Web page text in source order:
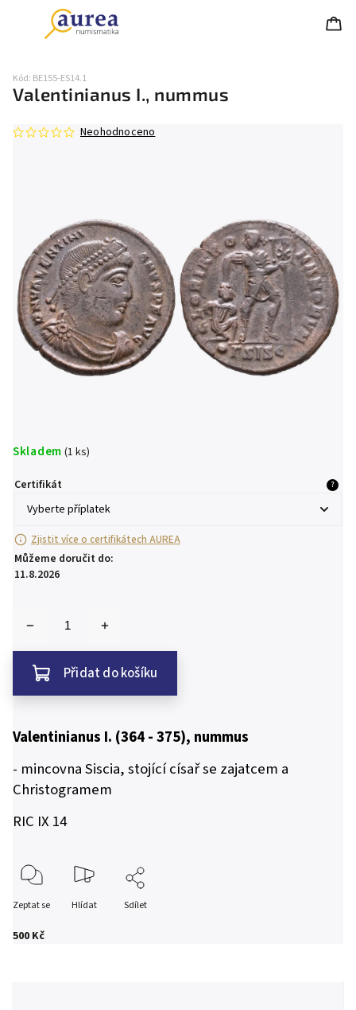
Valentinianus I., nummus
Kód: BE155-ES14.1
Neohodnoceno
500 Kč
Skladem (1 ks)
Certifikát ?
Zjistit více o certifikátech AUREA
Můžeme doručit do:
11.8.2026
Přidat do košíku
Valentinianus I. (364 - 375), nummus
- mincovna Siscia, stojící císař se zajatcem a
Christogramem
RIC IX 14
Zeptat se Hlídat Sdílet